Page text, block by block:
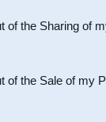
Participants
of the Sharing of
of the Sale of my